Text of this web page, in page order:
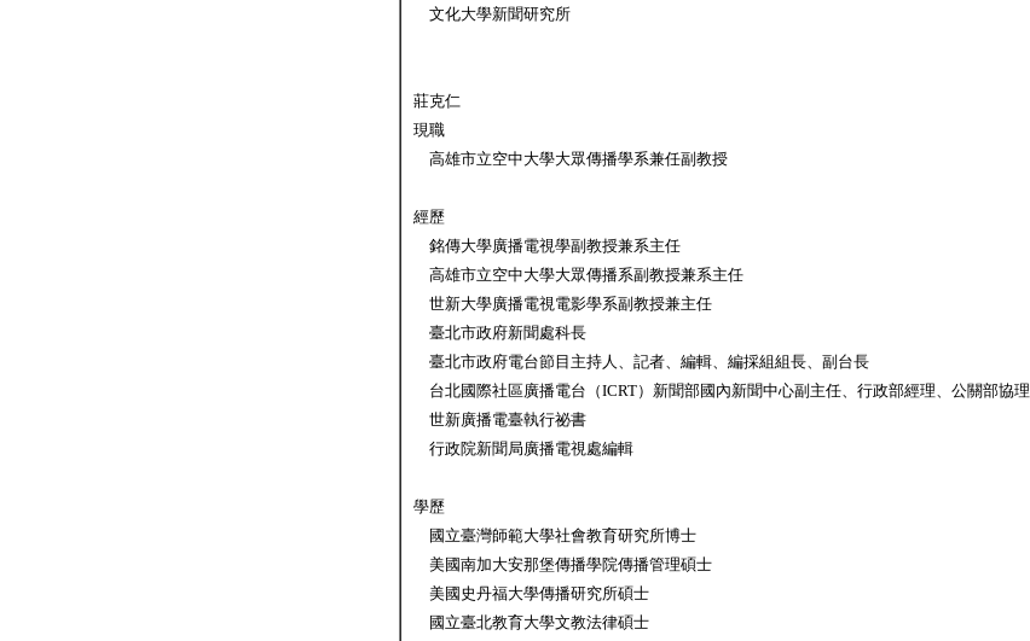
文化大學新聞研究所
莊克仁
現職
高雄市立空中大學大眾傳播學系兼任副教授
經歷
銘傳大學廣播電視學副教授兼系主任
高雄市立空中大學大眾傳播系副教授兼系主任
世新大學廣播電視電影學系副教授兼主任
臺北市政府新聞處科長
臺北市政府電台節目主持人、記者、編輯、編採組組長、副台長
台北國際社區廣播電台（ICRT）新聞部國內新聞中心副主任、行政部經理、公關部協理
世新廣播電臺執行祕書
行政院新聞局廣播電視處編輯
學歷
國立臺灣師範大學社會教育研究所博士
美國南加大安那堡傳播學院傳播管理碩士
美國史丹福大學傳播研究所碩士
國立臺北教育大學文教法律碩士